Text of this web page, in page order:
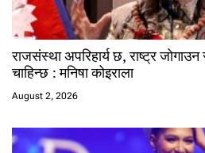
राजसंस्था अपरिहार्य छ, राष्ट्र
चाहिन्छ : मनिषा कोइराला
August 2, 2026